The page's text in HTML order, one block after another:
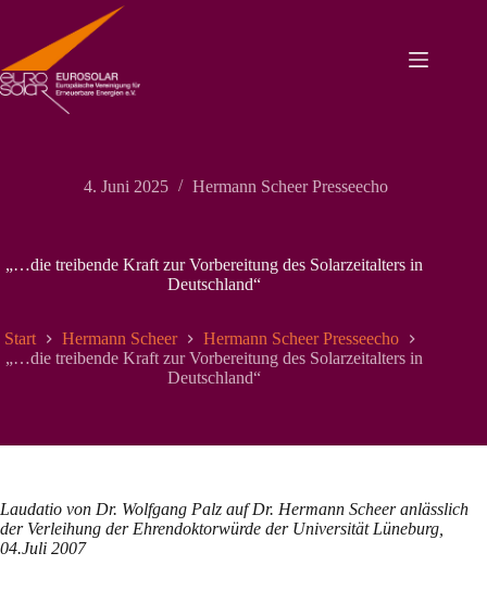
springen
4. Juni 2025 Hermann Scheer Presseecho
„…die treibende Kraft zur Vorbereitung des Solarzeitalters in
Deutschland“
Start Hermann Scheer
Hermann Scheer Presseecho
„…die treibende Kraft zur Vorbereitung des Solarzeitalters in
Deutschland“
Laudatio von Dr. Wolfgang Palz auf Dr. Hermann Scheer anlässlich
der Verleihung der Ehrendoktorwürde der Universität Lüneburg,
04.Juli 2007